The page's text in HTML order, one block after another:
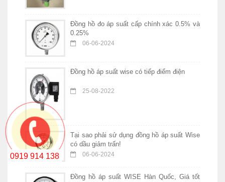
Đồng hồ đo áp suất cấp chính xác 0.5% và
0.25%
06-06-2024
Đồng hồ áp suất wise có tiếp điểm điện
25-08-2022
Tại sao phải sử dụng đồng hồ áp suất Wise
có dầu giảm trấn!
06-06-2024
Đồng hồ áp suất WISE Hàn Quốc, Giá tốt
0919 914 138